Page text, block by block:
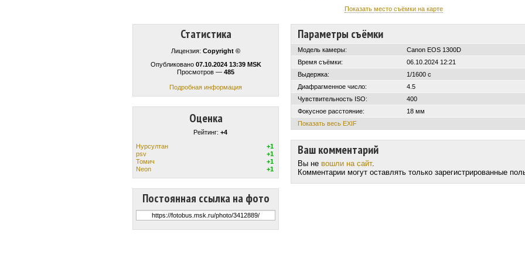
Показать место съёмки на карте
Статистика
Лицензия: Copyright ©
Опубликовано 07.10.2024 13:39 MSK
Просмотров — 485
Подробная информация
Оценка
Рейтинг: +4
Нурсултан
+1
psv
+1
Томич
+1
Neon
+1
Постоянная ссылка на фото
Параметры съёмки
Модель камеры:
Canon EOS 1300D
Время съёмки:
06.10.2024 12:21
Выдержка:
1/1600 с
Диафрагменное число:
4.5
Чувствительность ISO:
400
Фокусное расстояние:
18 мм
Показать весь EXIF
Ваш комментарий
Вы не вошли на сайт.
Комментарии могут оставлять только зарегистрированные